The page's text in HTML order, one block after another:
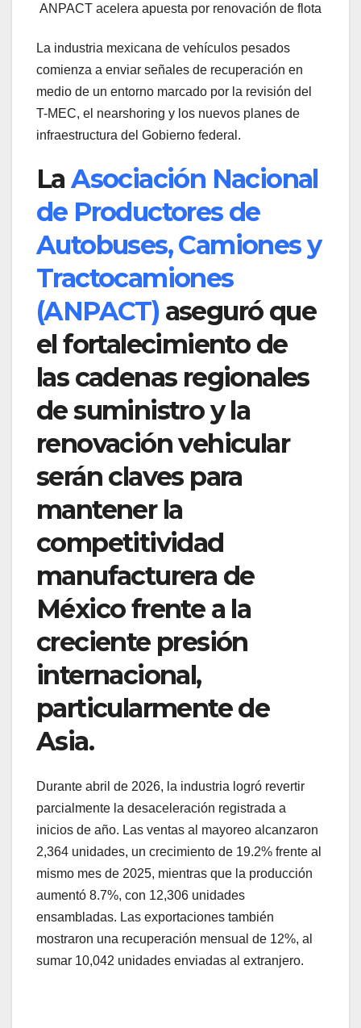
ANPACT acelera apuesta por renovación de flota
La industria mexicana de vehículos pesados
comienza a enviar señales de recuperación en
medio de un entorno marcado por la revisión del
T-MEC, el nearshoring y los nuevos planes de
infraestructura del Gobierno federal.
LaAsociación Nacional
de Productores de
Autobuses, Camiones y
Tractocamiones
(ANPACT) aseguró que
el fortalecimiento de
las cadenas regionales
de suministro y la
renovación vehicular
serán claves para
mantener la
competitividad
manufacturera de
México frente a la
creciente presión
internacional,
particularmente de
Asia.
Durante abril de 2026, la industria logró revertir
parcialmente la desaceleración registrada a
inicios de año. Las ventas al mayoreo alcanzaron
2,364 unidades, un crecimiento de 19.2% frente al
mismo mes de 2025, mientras que la producción
aumentó 8.7%, con 12,306 unidades
ensambladas. Las exportaciones también
mostraron una recuperación mensual de 12%, al
sumar 10,042 unidades enviadas al extranjero.